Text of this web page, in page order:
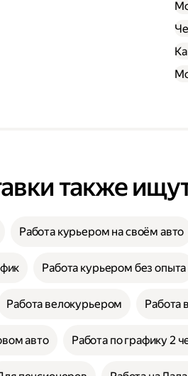
также
Работа курьером на своём авто
Работа курьером без опыта
Работа велокурьером Работа
авто Работа по графику 2